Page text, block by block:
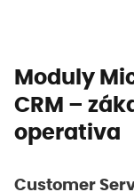
Moduly
CRM –
operativa
Customer